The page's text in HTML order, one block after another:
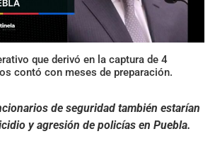
que derivó en la captura de 4
contó con meses de preparación.
de seguridad también estarían
y agresión de policías en Puebla.